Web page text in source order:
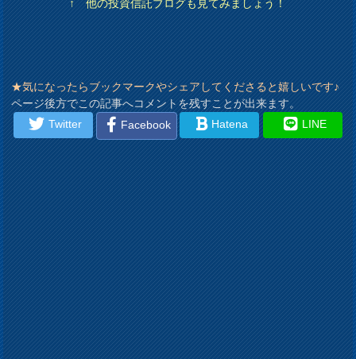
↑ 他の投資信託ブログも見てみましょう！
★気になったらブックマークやシェアしてくださると嬉しいです♪
ページ後方でこの記事へコメントを残すことが出来ます。
Twitter
Facebook Hatena LINE